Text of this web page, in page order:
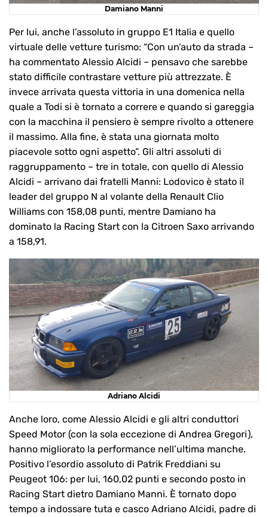
Damiano Manni
Per lui, anche l’assoluto in gruppo E1 Italia e quello
virtuale delle vetture turismo: “Con un’auto da strada –
ha commentato Alessio Alcidi – pensavo che sarebbe
stato difficile contrastare vetture più attrezzate. È
invece arrivata questa vittoria in una domenica nella
quale a Todi si è tornato a correre e quando si gareggia
con la macchina il pensiero è sempre rivolto a ottenere
il massimo. Alla fine, è stata una giornata molto
piacevole sotto ogni aspetto”. Gli altri assoluti di
raggruppamento – tre in totale, con quello di Alessio
Alcidi – arrivano dai fratelli Manni: Lodovico è stato il
leader del gruppo N al volante della Renault Clio
Williams con 158,08 punti, mentre Damiano ha
dominato la Racing Start con la Citroen Saxo arrivando
a 158,91.
Adriano Alcidi
Anche loro, come Alessio Alcidi e gli altri conduttori
Speed Motor (con la sola eccezione di Andrea Gregori),
hanno migliorato la performance nell’ultima manche.
Positivo l’esordio assoluto di Patrik Freddiani su
Peugeot 106: per lui, 160,02 punti e secondo posto in
Racing Start dietro Damiano Manni. È tornato dopo
tempo a indossare tuta e casco Adriano Alcidi, padre di